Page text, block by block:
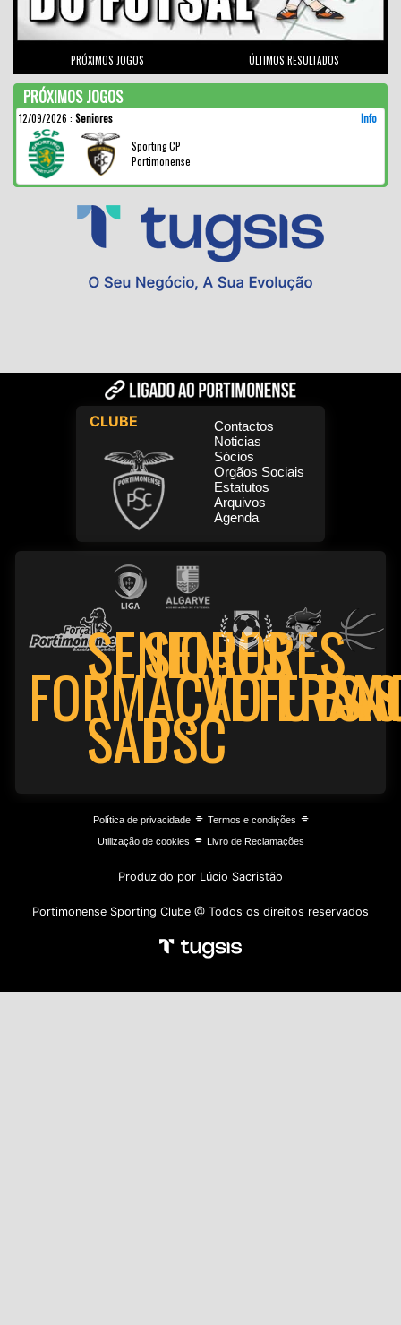
PRÓXIMOS JOGOS ÚLTIMOS RESULTADOS
PRÓXIMOS JOGOS
12/09/2026 : Seniores
Info
Sporting CP
Portimonense
CLUBE
Contactos
Noticias
Sócios
Orgãos Sociais
Estatutos
Arquivos
Agenda
FORMAÇÃO
SENIORES
SAD
SENIORES
PSC
Política de privacidade⌯ Termos e condições ⌯
Utilização de cookies ⌯ Livro de Reclamações
Produzido por Lúcio Sacristão
Portimonense Sporting Clube @ Todos os direitos reservados